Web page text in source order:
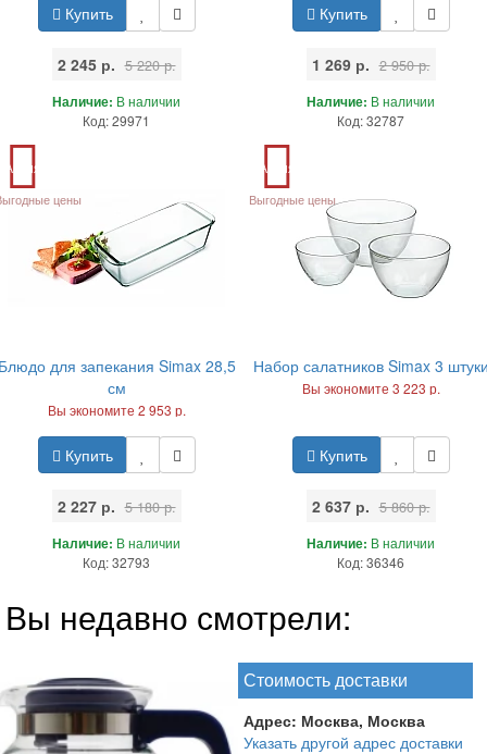
Купить
2 245 р. 5 220 р.
Наличие: В наличии
Код: 29971
Купить
1 269 р. 2 950 р.
Наличие: В наличии
Код: 32787
Акция
цены
для запекания Simax 28,5
см
Вы экономите 2 953 р.
Купить
2 227 р. 5 180 р.
Наличие: В наличии
Код: 32793
Акция
Выгодные цены
Набор салатников Simax 3
Вы экономите 3 223 р.
Купить
2 637 р. 5 860 р.
Наличие: В наличии
Код: 36346
Вы недавно смотрели:
Стоимость доставки
Адрес: Москва, Москва
Указать другой адрес доставки